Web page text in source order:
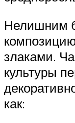
Нелишним
злаками.
культуры
как: